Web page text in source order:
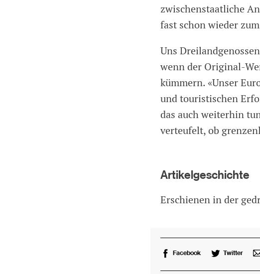
zwischenstaatliche
fast schon wieder
Uns
wenn der Original-
kümmern. «Unser
und touristischen
das auch weiterhin
verteufelt, ob
Artikelgeschichte
Erschienen in der
Facebook Twitter